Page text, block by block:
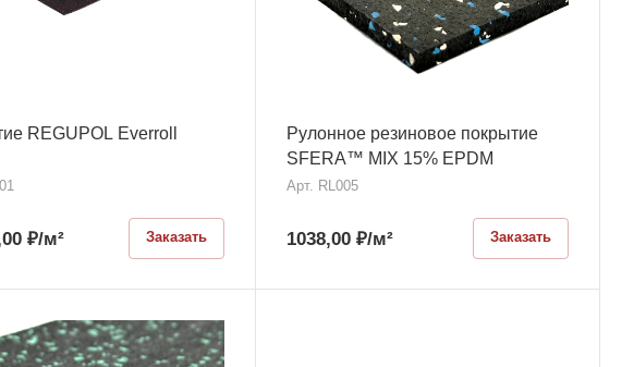
REGUPOL Everroll
₽/м² Заказать
Рулонное резиновое покрытие
SFERA™ MIX 15% EPDM
Арт. RL005
1038,00 ₽/м² Заказать